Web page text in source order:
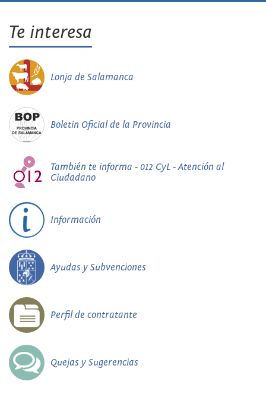
Te interesa
Lonja de Salamanca
Boletín Oficial de la Provincia
También te informa - 012 CyL - Atención al
Ciudadano
Información
Ayudas y Subvenciones
Perfil de contratante
Quejas y Sugerencias